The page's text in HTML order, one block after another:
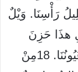
16سَقَطَ إِكْلِيلُ رَأْسِنَا. وَيْلٌ
17مِنْ أَجْلِ هذَا حَزِنَ
قَلْبُنَا. مِنْ أَجْلِ هذِهِ أَظْلَمَتْ عُيُونُنَا. 18مِنْ